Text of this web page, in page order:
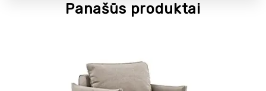
Panašūs produktai